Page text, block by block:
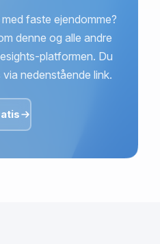
faste ejendomme?
denne og alle andre
platformen. Du
nedenstående link.